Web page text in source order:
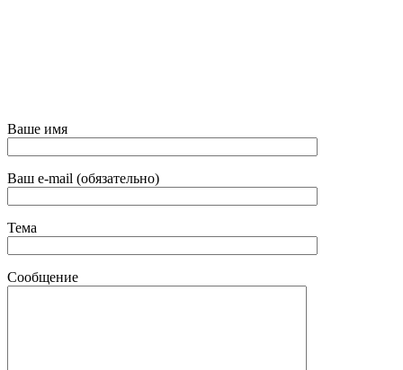
Ваше имя
Ваш e-mail (обязательно)
Тема
Сообщение